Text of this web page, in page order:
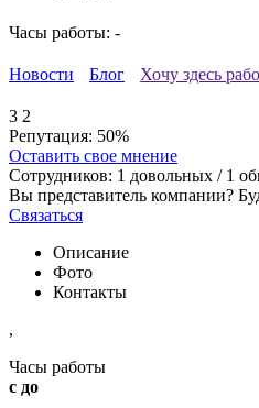
Часы работы: -
Новости Блог Хочу здесь
3 2
Репутация: 50%
Оставить свое мнение
Сотрудников: 1 довольных / 1
Вы представитель компании?
Связаться
Описание
Фото
Контакты
,
Часы работы
с до